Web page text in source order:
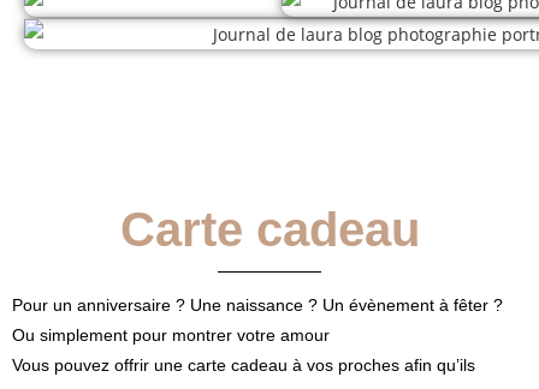
Carte cadeau
Pour un anniversaire ? Une naissance ? Un évènement à fêter ?
Ou simplement pour montrer votre amour
Vous pouvez offrir une carte cadeau à vos proches afin qu’ils